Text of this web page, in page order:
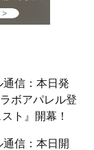
通信：本日発
ボアパレル登
ト』開幕！
通信：本日開